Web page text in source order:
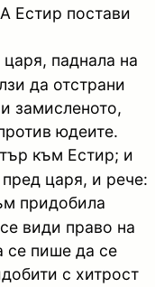
Естир постави
паднала на
да отстрани
замисленото,
юдеите.
към Естир; и
царя, и рече:
придобила
види право на
се пише да се
с хитрост